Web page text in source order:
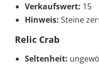
Verkaufswert: 15
Hinweis: Steine
Relic Crab
Seltenheit: